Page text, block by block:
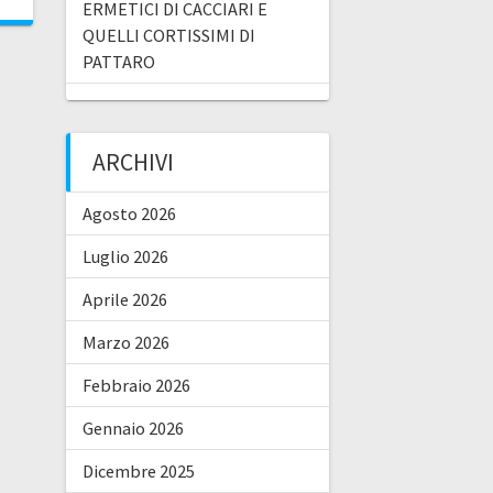
ERMETICI DI CACCIARI E
QUELLI CORTISSIMI DI
PATTARO
ARCHIVI
Agosto 2026
Luglio 2026
Aprile 2026
Marzo 2026
Febbraio 2026
Gennaio 2026
Dicembre 2025